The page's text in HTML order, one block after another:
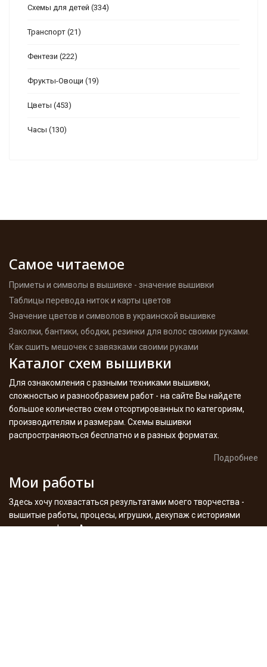
Схемы для детей (334)
Транспорт (21)
Фентези (222)
Фрукты-Овощи (19)
Цветы (453)
Часы (130)
Самое читаемое
Приметы и символы в вышивке - значение вышивки
Таблицы перевода ниток и карты цветов
Значение цветов и символов в украинской вышивке
Заколки, бантики, ободки, резинки для волос своими руками.
Как сшить мешочек с завязками своими руками
Каталог схем вышивки
Для ознакомления с разными техниками вышивки,
сложностью и разнообразием работ - на сайте Вы найдете
большое количество схем отсортированных по категориям,
производителям и размерам. Схемы вышивки
распространяються бесплатно и в разных форматах.
Подробнее
Мои работы
Здесь хочу похвастаться результатами моего творчества -
вышитые работы, процесы, игрушки, декупаж с историями
создания и фото. А также поделюсь опытом в этом